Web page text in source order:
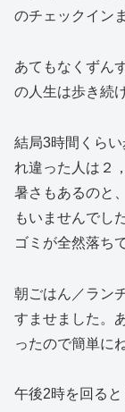
のチェックイン
あてもなくずん
の人生は歩き続
結局3時間くら
れ違った人は２
暑さもあるのと
もいませんでし
ゴミが全然落ち
朝ごはん／ラン
すませました。
ったので簡単にね
午後2時を回る